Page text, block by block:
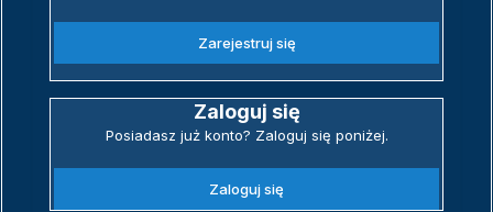
Zarejestruj się
Zaloguj się
Posiadasz już konto? Zaloguj się poniżej.
Zaloguj się